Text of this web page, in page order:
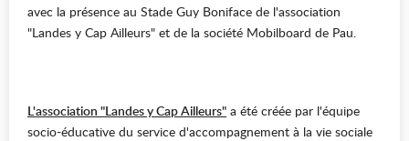
avec la présence au Stade Guy Boniface de l'association
"Landes y Cap Ailleurs" et de la société Mobilboard de Pau.
L'association "Landes y Cap Ailleurs" a été créée par l'équipe
socio-éducative du service d'accompagnement à la vie sociale